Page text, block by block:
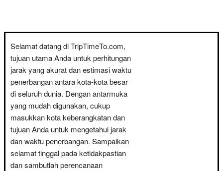
Selamat datang di TripTimeTo.com,
tujuan utama Anda untuk perhitungan
jarak yang akurat dan estimasi waktu
penerbangan antara kota-kota besar
di seluruh dunia. Dengan antarmuka
yang mudah digunakan, cukup
masukkan kota keberangkatan dan
tujuan Anda untuk mengetahui jarak
dan waktu penerbangan. Sampaikan
selamat tinggal pada ketidakpastian
dan sambutlah perencanaan